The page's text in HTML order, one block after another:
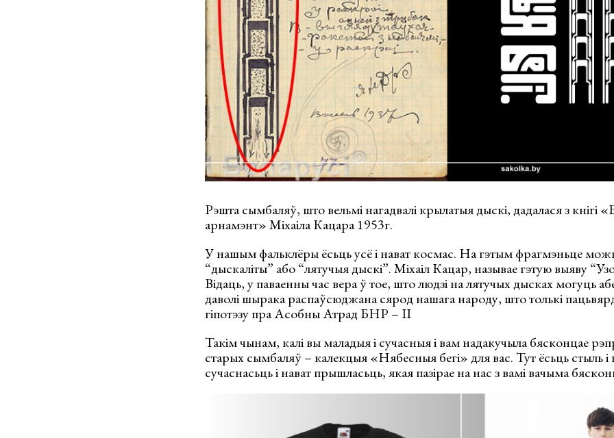
Рэшта сымбаляў, што вельмі нагадвалі крылатыя дыскі, дадалася з кнігі
арнамэнт» Міхаіла Кацара 1953г.
У нашым фальклёры ёсьць усё і нават космас. На гэтым фрагмэньце
“дыскаліты” або “лятучыя дыскі”. Міхаіл Кацар, называе гэтую выяву
Відаць, у паваенны час вера ў тое, што людзі на лятучых дысках могуць
даволі шырака распаўсюджана сярод нашага народу, што толькі
гіпотэзу пра Асобны Атрад БНР – ІІ
Такім чынам, калі вы маладыя і сучасныя і вам надакучыла бясконцае
старых сымбаляў – калекцыя «Нябесныя бегі» для вас. Тут ёсьць стыль і
сучаснасьць і нават прышласьць, якая пазірае на нас з вамі вачыма